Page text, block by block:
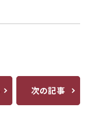
次の記事